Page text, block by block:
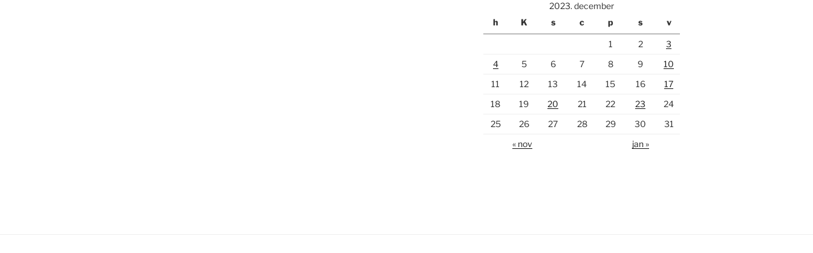
2023. december
h
K s c p s v
1 2
3
4
5 6 7 8 9
10
11
12 13 14 15 16
17
18
19 20 21 22 23
24
25
26 27 28 29 30
31
« nov
jan »